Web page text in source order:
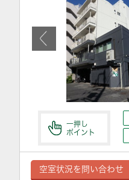
一押し
ポイント
空室状況を問い合わせ